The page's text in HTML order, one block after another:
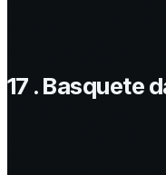
17 . Basquete